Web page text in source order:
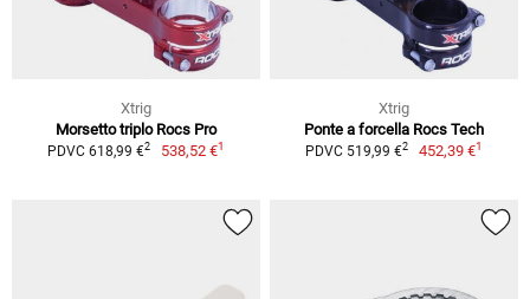
Xtrig
Morsetto triplo Rocs Pro
PDVC 618,99 €2 538,52 €1
Xtrig
Ponte a forcella Rocs Tech
PDVC 519,99 €2 452,39 €1